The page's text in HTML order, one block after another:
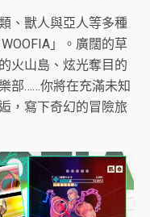
、獸人與亞人等多種
」。廣闊的草
火山島、炫光奪目的
部……你將在充滿未知
，寫下奇幻的冒險旅